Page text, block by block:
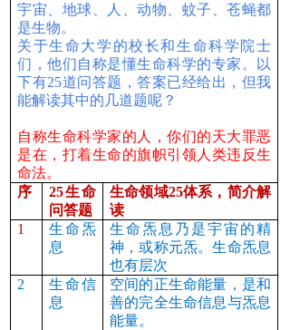
宇宙、地球、人、动物、蚊子、苍蝇都
是生物。
关于生命大学的校长和生命科学院士
们，他们自称是懂生命科学的专家。以
下有25道问答题，答案已经给出，但我
能解读其中的几道题呢？
自称生命科学家的人，你们的天大罪恶
是在，打着生命的旗帜引领人类违反生
命法。
序
25生命
问答题
生命领域25体系，简介解
读
1
生命炁
息
生命炁息乃是宇宙的精
神，或称元炁。生命炁息
也有层次
2
生命信
息
空间的正生命能量，是和
善的完全生命信息与炁息
能量。